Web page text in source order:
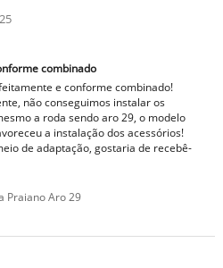
combinado
e conforme combinado!
não conseguimos instalar os
a roda sendo aro 29, o modelo
a instalação dos acessórios!
de adaptação, gostaria de recebê-
Praiano Aro 29